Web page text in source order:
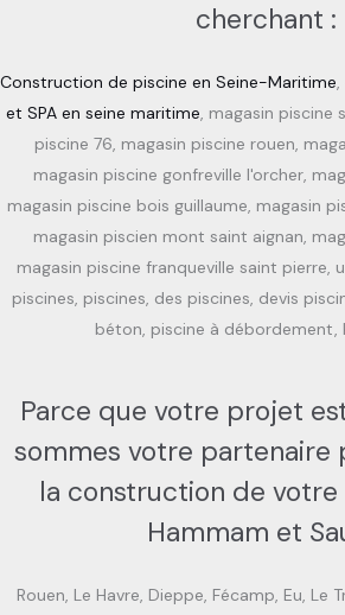
cherchant :
Construction de piscine en Seine-Maritime,
et SPA en seine maritime, magasin piscine
piscine 76, magasin piscine rouen,
magasin piscine gonfreville l'orcher,
magasin piscine bois guillaume, magasin
magasin piscien mont saint aignan,
magasin piscine franqueville saint pierre,
piscines, piscines, des piscines, devis
béton, piscine à débordement,
Parce que votre projet
sommes votre partenaire
la construction de votre
Hammam et
Rouen, Le Havre, Dieppe, Fécamp, Eu, Le